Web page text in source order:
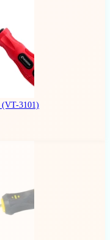
(VT-3101)